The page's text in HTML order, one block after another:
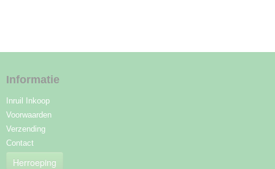
Informatie
Inruil Inkoop
Voorwaarden
Verzending
Contact
Herroeping